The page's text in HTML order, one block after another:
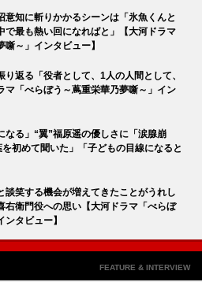
知に斬りかかるシーンは「氷魚くんと
で最も熱い回になればと」【大河ドラマ
噺～」インタビュー】
返る「役者として、1人の人間として、
マ「べらぼう～蔦重栄華乃夢噺～」イン
なる」“翼”福原遥の優しさに「涙腺崩
初めて聞いた」「子どもの目線になると
談笑する機会が増えてきたことがうれし
右衛門役への思い【大河ドラマ「べらぼ
タビュー】
FEATURE & INTERVIEW